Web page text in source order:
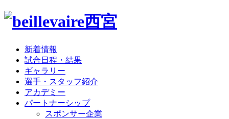
新着情報
試合日程・結果
ギャラリー
選手・スタッフ紹介
アカデミー
パートナーシップ
スポンサー企業